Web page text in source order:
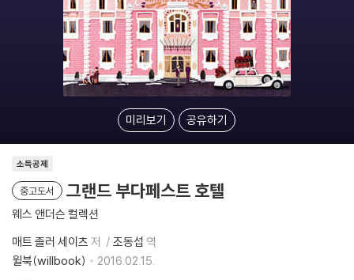
미리보기 공유하기
소득공제
중고도서 그랜드 부다페스트 호텔
웨스 앤더슨 컬렉션
매트 졸러 세이츠 저 조동섭 역
윌북(willbook)
2016.02.15.